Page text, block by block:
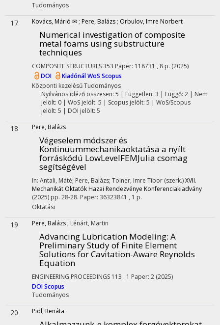
Tudományos
17 Kovács, Márió ✉ ; Pere, Balázs ; Orbulov, Imre Norbert
Numerical investigation of composite
metal foams using substructure
techniques
COMPOSITE STRUCTURES353 Paper: 118731 , 8 p. (2025)
DOI
KiadónálWoS Scopus
Központi kezelésűTudományos
Nyilvános idéző összesen: 5 | Független: 3 | Függő: 2 | Nem
jelölt: 0 | WoS jelölt: 5 | Scopus jelölt: 5 | WoS/Scopus
jelölt: 5 | DOI jelölt: 5
18 Pere, Balázs
Végeselem módszer és
Kontinuummechanikaoktatása a nyílt
forráskódú LowLevelFEMJulia csomag
segítségével
In: Antali, Máté; Pere, Balázs; Tolner, Imre Tibor (szerk.)XVII.
Mechanikát Oktatók Hazai Rendezvénye Konferenciakiadvány
(2025) pp. 28-28. Paper: 36323841 , 1 p.
Oktatási
19 Pere, Balázs ; Lénárt, Martin
Advancing Lubrication Modeling: A
Preliminary Study of Finite Element
Solutions for Cavitation-Aware Reynolds
Equation
ENGINEERING PROCEEDINGS 113 : 1 Paper: 2 (2025)
DOIScopus
Tudományos
20 Pidl, Renáta